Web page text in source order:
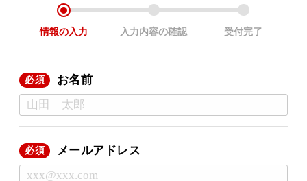
情報の入力 入力内容の確認 受付完了
必須 お名前
必須 メールアドレス